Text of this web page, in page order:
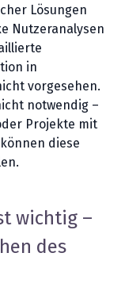
Lösungen
Nutzeranalysen
in
vorgesehen.
notwendig –
Projekte mit
diese
wichtig –
des